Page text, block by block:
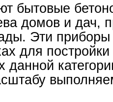
бытовые
домов и дач,
Эти приборы
для постройки
данной